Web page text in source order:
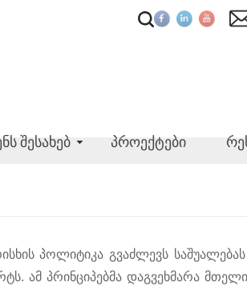
შესახებ პროექტები
პოლიტიკა გვაძლევს
ამ პრინციპებმა დაგვეხმარა